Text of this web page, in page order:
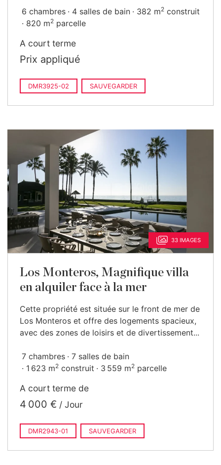
6 chambres 4 salles de bain 382 m2 construit
820 m2 parcelle
A court terme
Prix appliqué
DMR3925-02 SAUVEGARDER
33 IMAGES
Los Monteros, Magnifique villa
en alquiler face à la mer
Cette propriété est située sur le front de mer de
Los Monteros et offre des logements spacieux,
avec des zones de loisirs et de divertissement...
7 chambres
7 salles de bain
1 623 m2 construit 3 559 m2 parcelle
A court terme de
4 000 € / Jour
DMR2943-01 SAUVEGARDER